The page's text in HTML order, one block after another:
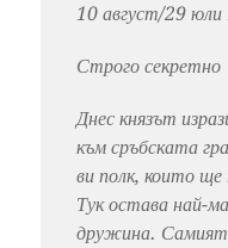
10 август/29 юли
Строго секретно
Днес князът
към сръбската
ви полк, които
Тук остава най-
дружина. Самият